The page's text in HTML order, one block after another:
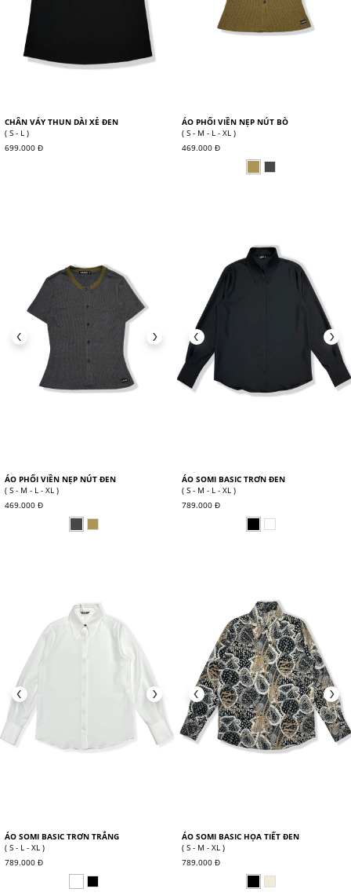
CHÂN VÁY THUN DÀI XẺ ĐEN
( S - L )
699.000 Đ
ÁO PHỐI VIỀN NẸP NÚT BÒ
( S - M - L - XL )
469.000 Đ
ÁO PHỐI VIỀN NẸP NÚT ĐEN
( S - M - L - XL )
469.000 Đ
ÁO SOMI BASIC TRƠN ĐEN
( S - M - L - XL )
789.000 Đ
ÁO SOMI BASIC TRƠN TRẮNG
( S - L - XL )
789.000 Đ
ÁO SOMI BASIC HỌA TIẾT ĐEN
( S - M - XL )
789.000 Đ